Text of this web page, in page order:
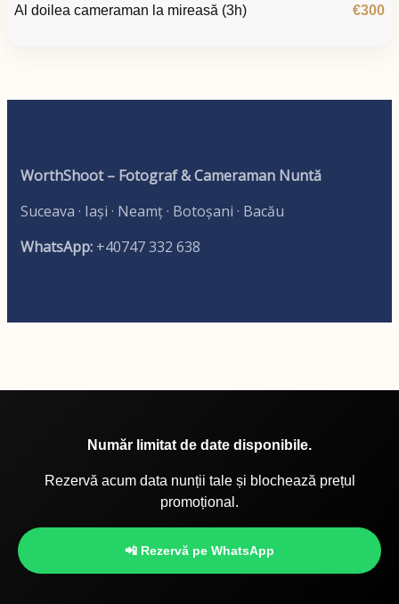
Al doilea cameraman la mireasă (3h)
€300
WorthShoot – Fotograf & Cameraman Nuntă
Suceava · Iași · Neamț · Botoșani · Bacău
WhatsApp: +40747 332 638
Număr limitat de date disponibile.
Rezervă acum data nunții tale și blochează prețul
promoțional.
📲 Rezervă pe WhatsApp